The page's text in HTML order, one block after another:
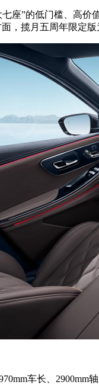
座”的低门槛、高
，揽月五周年限定
车长、